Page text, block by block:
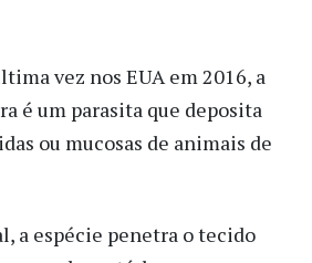
vez nos EUA em 2016, a
é um parasita que deposita
ou mucosas de animais de
a espécie penetra o tecido